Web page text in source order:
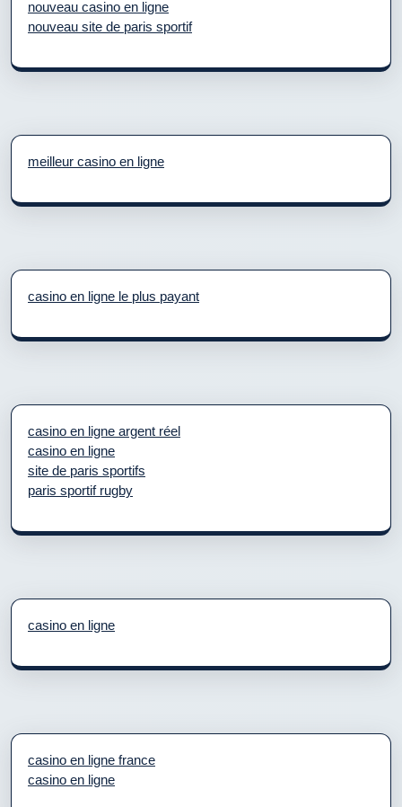
nouveau casino en ligne
nouveau site de paris sportif
meilleur casino en ligne
casino en ligne le plus payant
casino en ligne argent réel
casino en ligne
site de paris sportifs
paris sportif rugby
casino en ligne
casino en ligne france
casino en ligne